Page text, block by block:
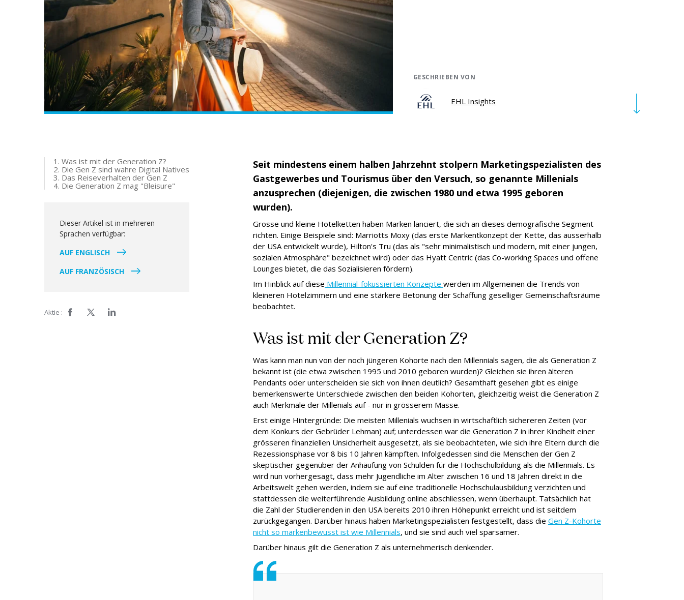
GESCHRIEBEN VON
EHL Insights
1. Was ist mit der Generation Z?
2. Die Gen Z sind wahre Digital Natives
3. Das Reiseverhalten der Gen Z
4. Die Generation Z mag "Bleisure"
Dieser Artikel ist in mehreren
Sprachen verfügbar:
AUF ENGLISCH
AUF FRANZÖSISCH
Aktie :
Seit mindestens einem halben Jahrzehnt stolpern Marketingspezialisten des
Gastgewerbes und Tourismus über den Versuch, so genannte Millenials
anzusprechen (diejenigen, die zwischen 1980 und etwa 1995 geboren
wurden).
Grosse und kleine Hotelketten haben Marken lanciert, die sich an dieses demografische Segment
richten. Einige Beispiele sind: Marriotts Moxy (das erste Markentkonzept der Kette, das ausserhalb
der USA entwickelt wurde), Hilton's Tru (das als "sehr minimalistisch und modern, mit einer jungen,
sozialen Atmosphäre" bezeichnet wird) oder das Hyatt Centric (das Co-working Spaces und offene
Lounges bietet, die das Sozialisieren fördern).
Im Hinblick auf diese Millennial-fokussierten Konzepte werden im Allgemeinen die Trends von
kleineren Hotelzimmern und eine stärkere Betonung der Schaffung geselliger Gemeinschaftsräume
beobachtet.
Was ist mit der Generation Z?
Was kann man nun von der noch jüngeren Kohorte nach den Millennials sagen, die als Generation Z
bekannt ist (die etwa zwischen 1995 und 2010 geboren wurden)? Gleichen sie ihren älteren
Pendants oder unterscheiden sie sich von ihnen deutlich? Gesamthaft gesehen gibt es einige
bemerkenswerte Unterschiede zwischen den beiden Kohorten, gleichzeitig weist die Generation Z
auch Merkmale der Millenials auf - nur in grösserem Masse.
Erst einige Hintergründe: Die meisten Millenials wuchsen in wirtschaftlich sichereren Zeiten (vor
dem Konkurs der Gebrüder Lehman) auf; unterdessen war die Generation Z in ihrer Kindheit einer
grösseren finanziellen Unsicherheit ausgesetzt, als sie beobachteten, wie sich ihre Eltern durch die
Rezessionsphase vor 8 bis 10 Jahren kämpften. Infolgedessen sind die Menschen der Gen Z
skeptischer gegenüber der Anhäufung von Schulden für die Hochschulbildung als die Millennials. Es
wird nun vorhergesagt, dass mehr Jugendliche im Alter zwischen 16 und 18 Jahren direkt in die
Arbeitswelt gehen werden, indem sie auf eine traditionelle Hochschulausbildung verzichten und
stattdessen die weiterführende Ausbildung online abschliessen, wenn überhaupt. Tatsächlich hat
die Zahl der Studierenden in den USA bereits 2010 ihren Höhepunkt erreicht und ist seitdem
zurückgegangen. Darüber hinaus haben Marketingspezialisten festgestellt, dass die Gen Z-Kohorte
nicht so markenbewusst ist wie Millennials, und sie sind auch viel sparsamer.
Darüber hinaus gilt die Generation Z als unternehmerisch denkender.